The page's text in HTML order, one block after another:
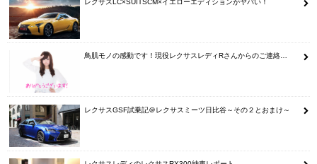
レクサスLC×SUITSCM×イエローエディションがヤバい！
鳥肌モノの感動です！現役レクサスレディRさんからのご連絡…
レクサスGSF試乗記＠レクサスミーツ日比谷～その２とおまけ～